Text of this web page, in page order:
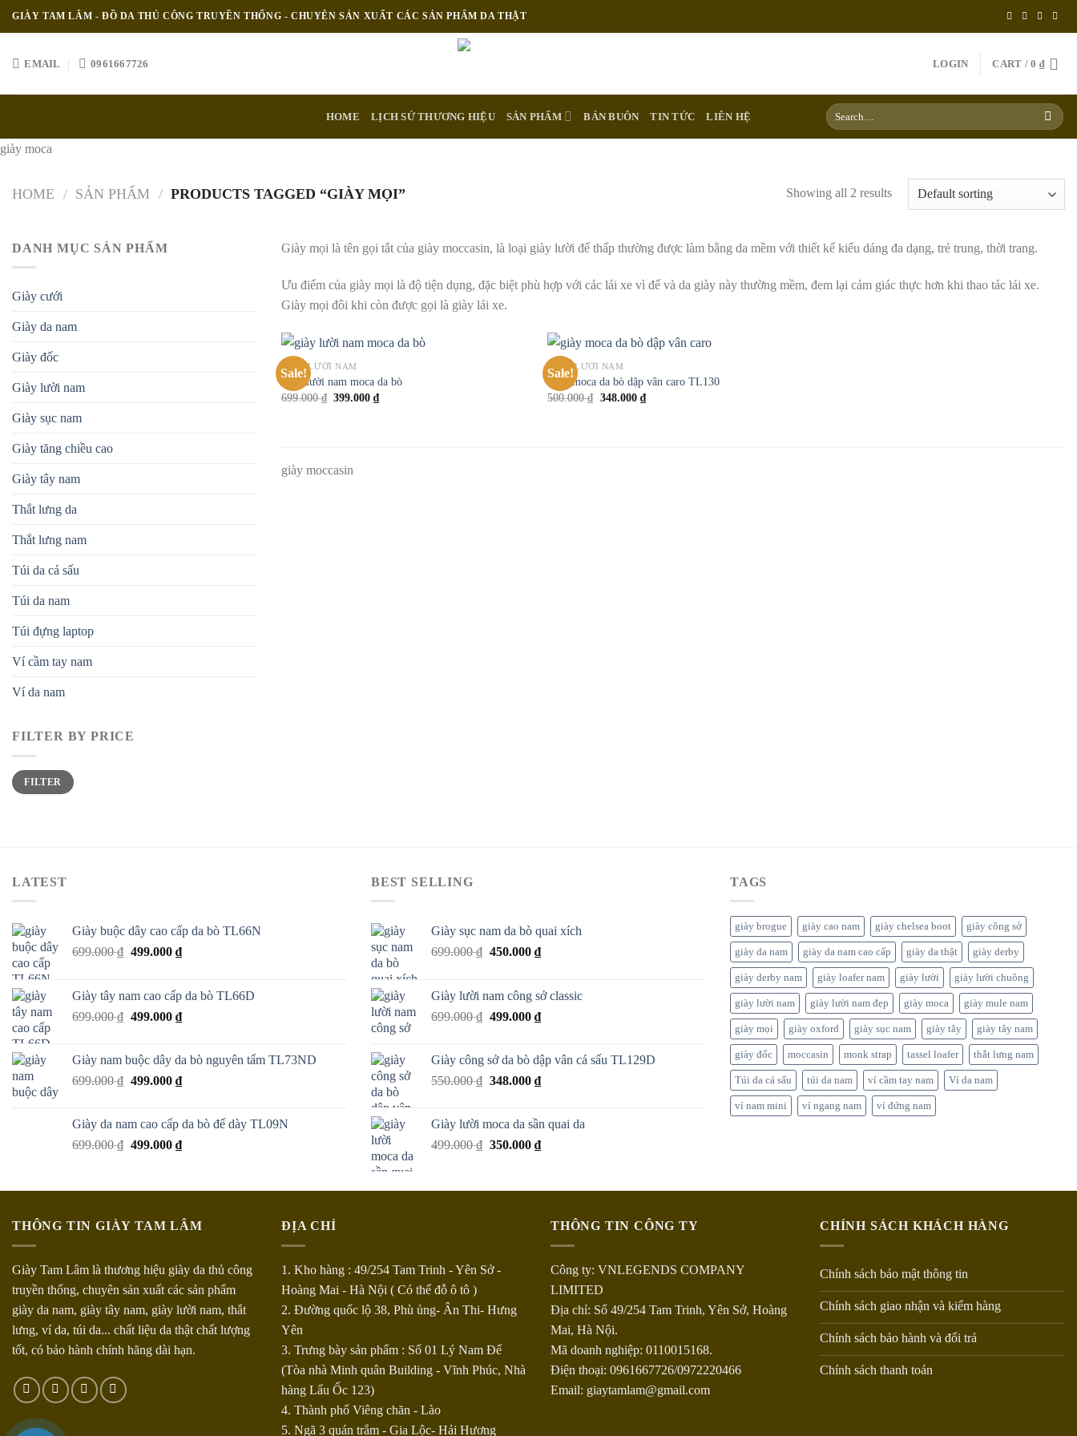
SkipGIÀY TAM LÂM - ĐỒ DA THỦ CÔNG TRUYỀN THỐNG - CHUYÊN SẢN XUẤT CÁC SẢN PHẨM DA THẬT
EMAIL 0961667726 LOGIN CART /0 ₫
HOME LỊCH SỬ THƯƠNG HIỆU SẢN PHẨM BÁN BUÔN TIN TỨC LIÊN HỆ
Search
for:
giày moca
HOME / SẢN PHẨM / PRODUCTS TAGGED “GIÀY MỌI” Showing all 2 results
DANH MỤC SẢN PHẨM
Giày cưới
Giày da nam
Giày đốc
Giày lười nam
Giày sục nam
Giày tăng chiều cao
Giày tây nam
Thắt lưng da
Thắt lưng nam
Túi da cá sấu
Túi da nam
Túi đựng laptop
Ví cầm tay nam
Ví da nam
FILTER BY PRICE
FILTER
Giày mọi là tên gọi tắt của giày moccasin, là loại giày lười đế thấp thường được làm bằng da mềm với thiết kế kiểu dáng đa dạng, trẻ trung, thời trang.
Ưu điểm của giày mọi là độ tiện dụng, đặc biệt phù hợp với các lái xe vì đế và da giày này thường mềm, đem lại cảm giác thực hơn khi thao tác lái xe.
Giày mọi đôi khi còn được gọi là giày lái xe.
Sale!
GIÀY LƯỜI NAM
Giày lười nam moca da bò
699.000₫ 399.000₫
Sale!
GIÀY LƯỜI NAM
Giày moca da bò dập vân caro TL130
500.000₫ 348.000 ₫
giày moccasin
LATEST
Giày buộc dây cao cấp da bò TL66N
699.000₫ 499.000 ₫
Giày tây nam cao cấp da bò TL66D
699.000₫ 499.000 ₫
Giày nam buộc dây da bò nguyên tấm TL73ND
699.000₫ 499.000 ₫
Giày da nam cao cấp da bò đế dày TL09N
699.000₫ 499.000 ₫
BEST SELLING
Giày sục nam da bò quai xích
699.000₫ 450.000 ₫
Giày lười nam công sở classic
699.000₫ 499.000 ₫
Giày công sở da bò dập vân cá sấu TL129D
550.000₫ 348.000 ₫
Giày lười moca da sần quai da
499.000₫ 350.000 ₫
TAGS
giày brogue giày cao nam giày chelsea boot giày công sở
giày da nam giày da nam cao cấp giày da thật giày derby
giày derby nam giày loafer nam giày lười giày lười chuông
giày lười nam giày lười nam đẹp giày moca giày mule nam
giày mọi giày oxford giày sục nam giày tây giày tây nam
giày đốc moccasin monk strap tassel loafer thắt lưng nam
Túi da cá sấu túi da nam ví cầm tay nam Ví da nam
ví nam mini ví ngang nam ví đứng nam
THÔNG TIN GIÀY TAM LÂM
Giày Tam Lâm là thương hiệu giày da thủ công
truyền thống, chuyên sản xuất các sản phẩm
giày da nam, giày tây nam, giày lười nam, thắt
lưng, ví da, túi da... chất liệu da thật chất lượng
tốt, có bảo hành chính hãng dài hạn.
ĐỊA CHỈ
1. Kho hàng : 49/254 Tam Trinh - Yên Sở -
Hoàng Mai - Hà Nội ( Có thể đỗ ô tô )
2. Đường quốc lộ 38, Phù ủng- Ân Thi- Hưng
Yên
3. Trưng bày sản phẩm : Số 01 Lý Nam Đế
(Tòa nhà Minh quân Building - Vĩnh Phúc, Nhà
hàng Lẩu Ốc 123)
4. Thành phố Viêng chăn - Lào
5. Ngã 3 quán trắm - Gia Lộc- Hải Hương
THÔNG TIN CÔNG TY
Công ty: VNLEGENDS COMPANY
LIMITED
Địa chỉ: Số 49/254 Tam Trinh, Yên Sở, Hoàng
Mai, Hà Nội.
Mã doanh nghiệp: 0110015168.
Điện thoại: 0961667726/0972220466
Email: giaytamlam@gmail.com
CHÍNH SÁCH KHÁCH HÀNG
Chính sách bảo mật thông tin
Chính sách giao nhận và kiểm hàng
Chính sách bảo hành và đổi trả
Chính sách thanh toán